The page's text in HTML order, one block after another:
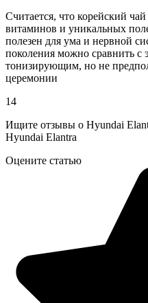
Считается, что корейский
витаминов и уникальных
полезен для ума и нервной
поколения можно сравнить с
тонизирующим, но не
церемонии
14
Ищите отзывы о Hyundai
Hyundai Elantra
Оцените статью